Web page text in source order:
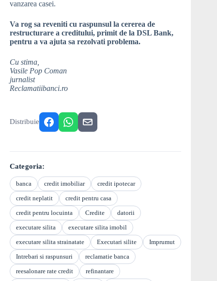
vanzarea casei.
Va rog sa reveniti cu raspunsul la cererea de
restructurare a creditului, primit de la DSL Bank,
pentru a va ajuta sa rezolvati problema.
Cu stima,
Vasile Pop Coman
jurnalist
Reclamatiibanci.ro
Distribuie
Categoria:
banca credit imobiliar
credit ipotecar
credit neplatit
credit pentru casa
credit pentru locuinta
Credite
datorii
executare silita
executare silita imobil
executare silita strainatate
Executari silite
Imprumut
Intrebari si raspunsuri
reclamatie banca
reesalonare rate credit
refinantare